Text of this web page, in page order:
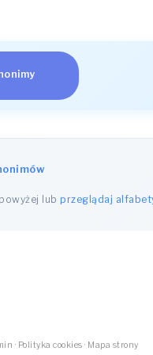
lubprzeglądaj
· Polityka cookies · Mapa strony